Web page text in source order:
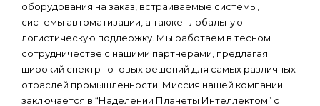
оборудования на заказ, встраиваемые системы,
системы автоматизации, а также глобальную
логистическую поддержку. Мы работаем в тесном
сотрудничестве с нашими партнерами, предлагая
широкий спектр готовых решений для самых различных
отраслей промышленности. Миссия нашей компании
заключается в “Наделении Планеты Интеллектом” с